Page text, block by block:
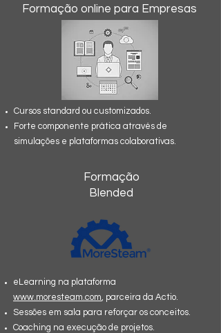
Formação online para Empresas
Cursos standard ou customizados.
Forte componente prática através de
simulações e plataformas colaborativas.
Formação
Blended
eLearning na plataforma
www.moresteam.com, parceira da Actio.
Sessões em sala para reforçar os conceitos.
Coaching na execução de projetos.